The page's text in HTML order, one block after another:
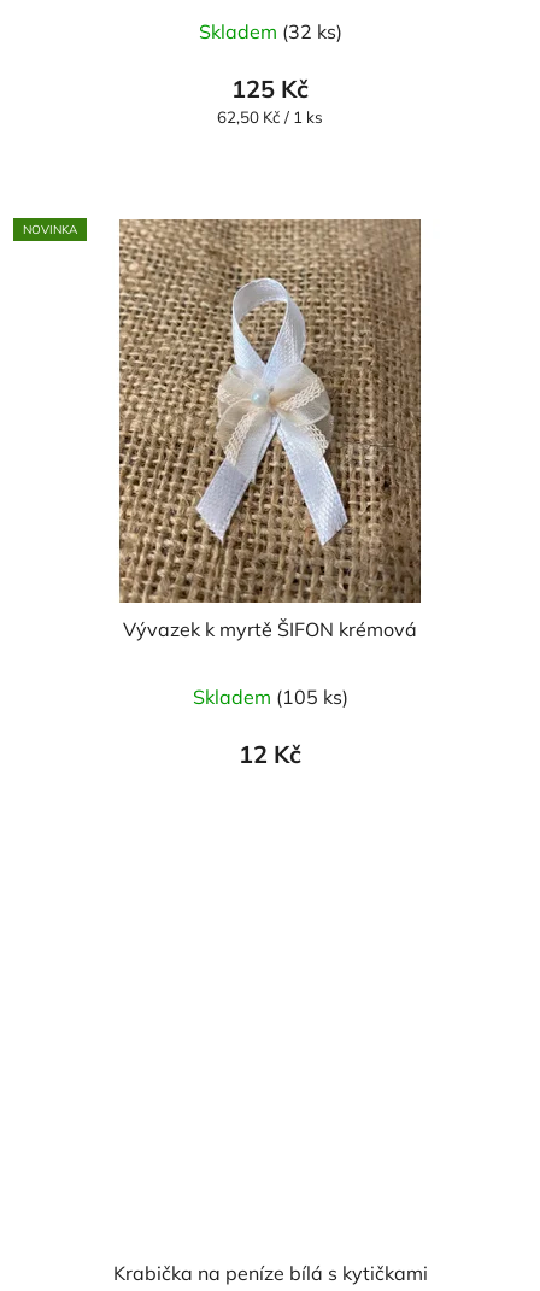
Skladem (32 ks)
125 Kč
Měrná
62,50 Kč / 1 ks
NOVINKA
Vývazek k myrtě ŠIFON krémová
Skladem (105 ks)
12 Kč
Krabička na peníze bílá s kytičkami